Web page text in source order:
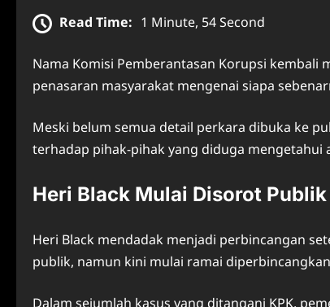
Read Time: 1 Minute, 54 Second
Nama Komisi Pemberantasan Korupsi kembali
penasaran masyarakat mengenai siapa
Meski belum semua detail perkara dibuka ke
terhadap pihak-pihak yang diduga mengetahui
Heri Black Mulai Disorot Publik
Heri Black mendadak menjadi perbincangan
publik, namun kini mulai ramai
Dalam sejumlah kasus yang ditangani KPK,